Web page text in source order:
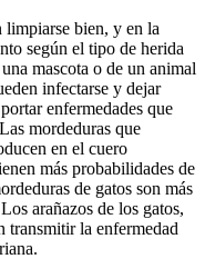
limpiarse bien, y en la
según el tipo de herida
mascota o de un animal
infectarse y dejar
enfermedades que
mordeduras que
en el cuero
más probabilidades de
de gatos son más
arañazos de los gatos,
transmitir la enfermedad